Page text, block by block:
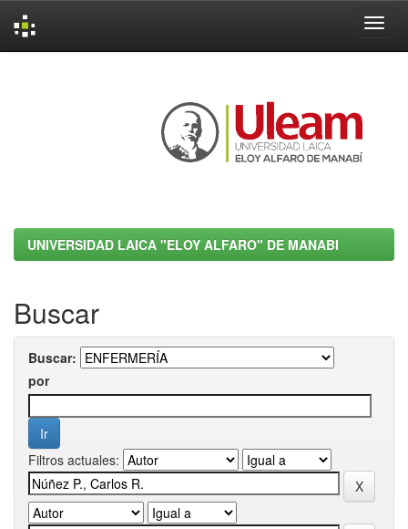
UNIVERSIDAD LAICA "ELOY ALFARO" DE MANABI
Buscar
Buscar:
por
Filtros actuales: